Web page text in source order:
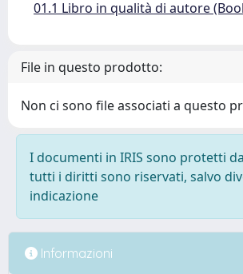
01.1 Libro in qualità di autore
File in questo prodotto:
Non ci sono file associati a questo
I documenti in IRIS sono protetti
tutti i diritti sono riservati, salvo
indicazione
Informazioni